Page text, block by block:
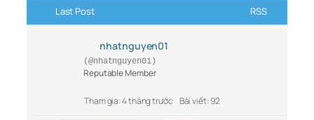
Last Post RSS
nhatnguyen01
(@nhatnguyen01)
Reputable Member
Tham gia: 4 tháng trước Bài viết: 92